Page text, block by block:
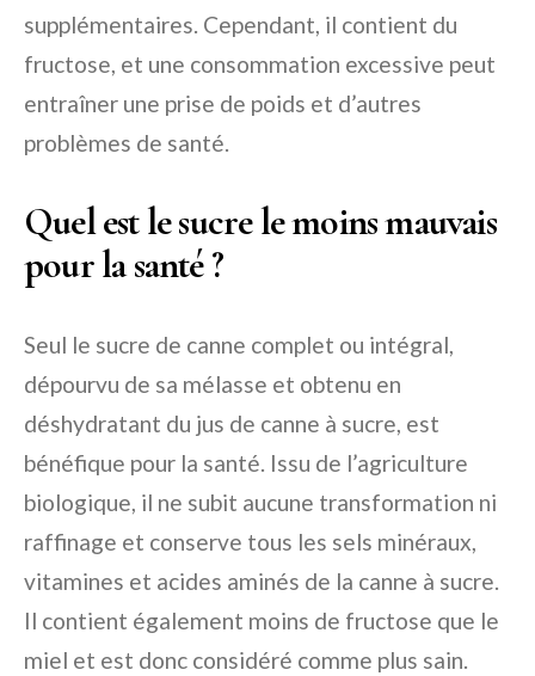
supplémentaires. Cependant, il contient du
fructose, et une consommation excessive peut
entraîner une prise de poids et d’autres
problèmes de santé.
Quel est le sucre le moins mauvais
pour la santé ?
Seul le sucre de canne complet ou intégral,
dépourvu de sa mélasse et obtenu en
déshydratant du jus de canne à sucre, est
bénéfique pour la santé. Issu de l’agriculture
biologique, il ne subit aucune transformation ni
raffinage et conserve tous les sels minéraux,
vitamines et acides aminés de la canne à sucre.
Il contient également moins de fructose que le
miel et est donc considéré comme plus sain.